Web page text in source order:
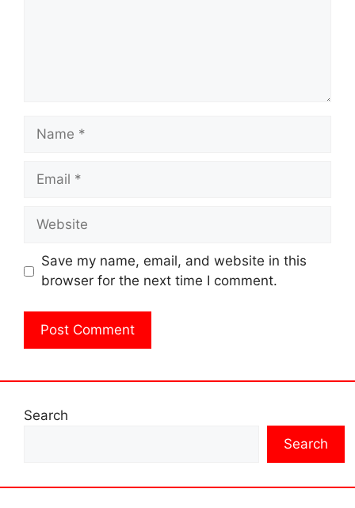
Name
Email
Website
Save my name, email, and website in this
browser for the next time I comment.
Search
Search